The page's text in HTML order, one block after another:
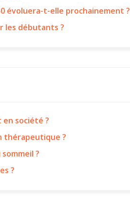
évoluera-t-elle prochainement ?
les débutants ?
société ?
thérapeutique ?
?
?